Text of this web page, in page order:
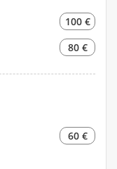
100 €
80 €
60 €